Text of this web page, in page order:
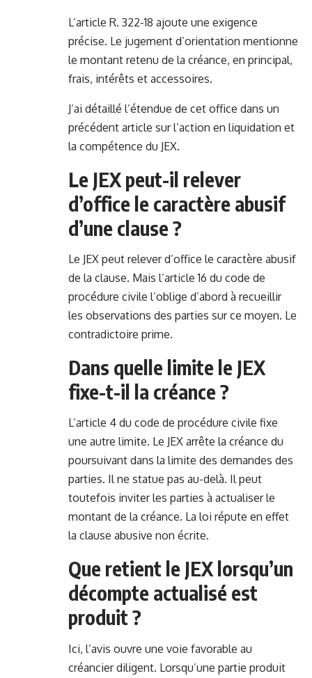
L’article R. 322-18 ajoute une exigence
précise. Le jugement d’orientation mentionne
le montant retenu de la créance, en principal,
frais, intérêts et accessoires.
J’ai détaillé l’étendue de cet office dans un
précédent article sur l’action en liquidation et
la compétence du JEX.
Le JEX peut-il relever
d’office le caractère abusif
d’une clause ?
Le JEX peut relever d’office le caractère abusif
de la clause. Mais l’article 16 du code de
procédure civile l’oblige d’abord à recueillir
les observations des parties sur ce moyen. Le
contradictoire prime.
Dans quelle limite le JEX
fixe-t-il la créance ?
L’article 4 du code de procédure civile fixe
une autre limite. Le JEX arrête la créance du
poursuivant dans la limite des demandes des
parties. Il ne statue pas au-delà. Il peut
toutefois inviter les parties à actualiser le
montant de la créance. La loi répute en effet
la clause abusive non écrite.
Que retient le JEX lorsqu’un
décompte actualisé est
produit ?
Ici, l’avis ouvre une voie favorable au
créancier diligent. Lorsqu’une partie produit